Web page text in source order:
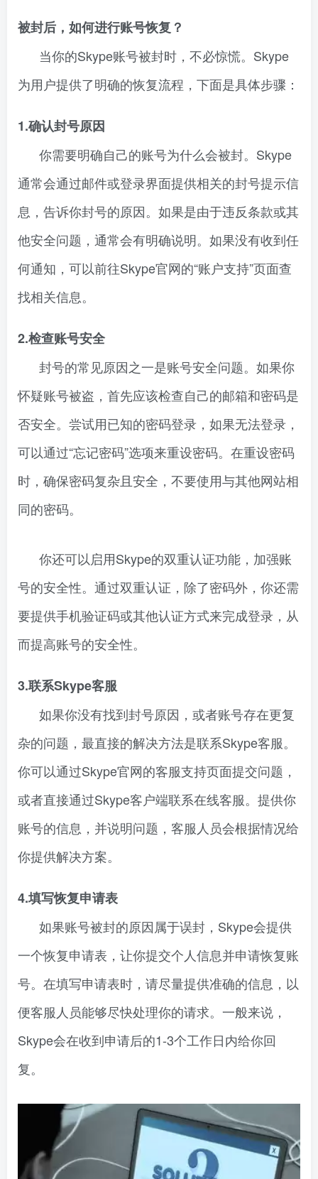
被封后，如何进行账号恢复？
当你的Skype账号被封时，不必惊慌。Skype
为用户提供了明确的恢复流程，下面是具体步骤：
1.确认封号原因
你需要明确自己的账号为什么会被封。Skype
通常会通过邮件或登录界面提供相关的封号提示信
息，告诉你封号的原因。如果是由于违反条款或其
他安全问题，通常会有明确说明。如果没有收到任
何通知，可以前往Skype官网的“账户支持”页面查
找相关信息。
2.检查账号安全
封号的常见原因之一是账号安全问题。如果你
怀疑账号被盗，首先应该检查自己的邮箱和密码是
否安全。尝试用已知的密码登录，如果无法登录，
可以通过“忘记密码”选项来重设密码。在重设密码
时，确保密码复杂且安全，不要使用与其他网站相
同的密码。
你还可以启用Skype的双重认证功能，加强账
号的安全性。通过双重认证，除了密码外，你还需
要提供手机验证码或其他认证方式来完成登录，从
而提高账号的安全性。
3.联系Skype客服
如果你没有找到封号原因，或者账号存在更复
杂的问题，最直接的解决方法是联系Skype客服。
你可以通过Skype官网的客服支持页面提交问题，
或者直接通过Skype客户端联系在线客服。提供你
账号的信息，并说明问题，客服人员会根据情况给
你提供解决方案。
4.填写恢复申请表
如果账号被封的原因属于误封，Skype会提供
一个恢复申请表，让你提交个人信息并申请恢复账
号。在填写申请表时，请尽量提供准确的信息，以
便客服人员能够尽快处理你的请求。一般来说，
Skype会在收到申请后的1-3个工作日内给你回
复。